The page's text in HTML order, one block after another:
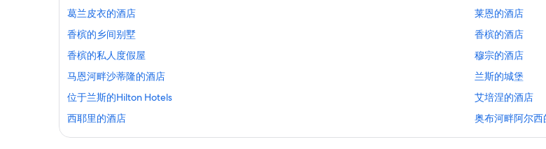
葛兰皮衣的酒店
莱恩的酒店
香槟的乡间别墅
香槟的酒店
香槟的私人度假屋
穆宗的酒店
马恩河畔沙蒂隆的酒店
兰斯的城堡
位于兰斯的Hilton Hotels
艾培涅的酒店
西耶里的酒店
奥布河畔阿尔西
吕代的酒店